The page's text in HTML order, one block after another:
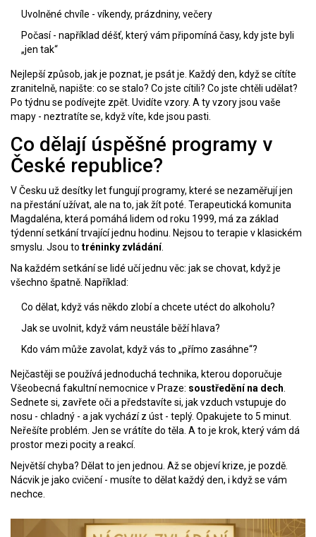
Uvolněné chvíle - víkendy, prázdniny, večery
Počasí - například déšť, který vám připomíná časy, kdy jste byli
„jen tak“
Nejlepší způsob, jak je poznat, je psát je. Každý den, když se cítíte
zranitelně, napište: co se stalo? Co jste cítili? Co jste chtěli udělat?
Po týdnu se podívejte zpět. Uvidíte vzory. A ty vzory jsou vaše
mapy - neztratíte se, když víte, kde jsou pasti.
Co dělají úspěšné programy v
České republice?
V Česku už desítky let fungují programy, které se nezaměřují jen
na přestání užívat, ale na to, jak žít poté. Terapeutická komunita
Magdaléna, která pomáhá lidem od roku 1999, má za základ
týdenní setkání trvající jednu hodinu. Nejsou to terapie v klasickém
smyslu. Jsou to tréninky zvládání.
Na každém setkání se lidé učí jednu věc: jak se chovat, když je
všechno špatně. Například:
Co dělat, když vás někdo zlobí a chcete utéct do alkoholu?
Jak se uvolnit, když vám neustále běží hlava?
Kdo vám může zavolat, když vás to „přímo zasáhne“?
Nejčastěji se používá jednoduchá technika, kterou doporučuje
Všeobecná fakultní nemocnice v Praze: soustředění na dech
Sednete si, zavřete oči a představíte si, jak vzduch vstupuje do
nosu - chladný - a jak vychází z úst - teplý. Opakujete to 5 minut.
Neřešíte problém. Jen se vrátíte do těla. A to je krok, který vám dá
prostor mezi pocity a reakcí.
Největší chyba? Dělat to jen jednou. Až se objeví krize, je pozdě.
Nácvik je jako cvičení - musíte to dělat každý den, i když se vám
nechce.